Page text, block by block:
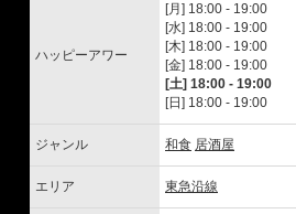
ハッピーアワー
[月] 18:00 - 19:00
[水] 18:00 - 19:00
[木] 18:00 - 19:00
[金] 18:00 - 19:00
[土] 18:00 - 19:00
[日] 18:00 - 19:00
ジャンル 和食 居酒屋
エリア 東急沿線